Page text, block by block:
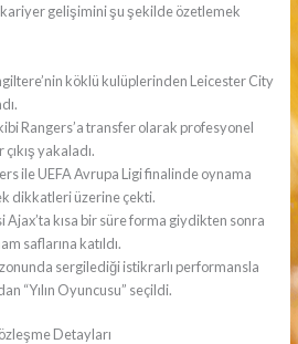
gelişimini şu şekilde özetlemek
köklü kulüplerinden Leicester City
Rangers’a transfer olarak profesyonel
yakaladı.
ile UEFA Avrupa Ligi finalinde oynama
dikkatleri üzerine çekti.
Ajax’ta kısa bir süre forma giydikten sonra
saflarına katıldı.
sergilediği istikrarlı performansla
“Yılın Oyuncusu” seçildi.
Detayları